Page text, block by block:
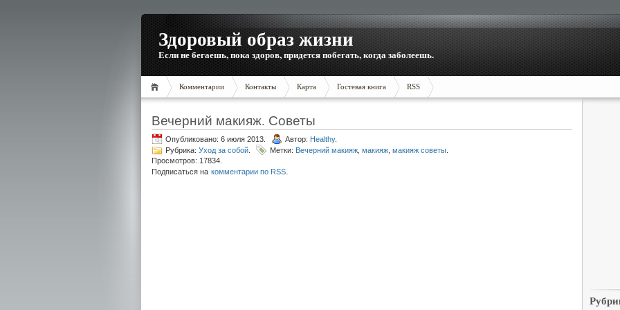
Здоровый образ жизни
Если не бегаешь, пока здоров, придется побегать, когда заболеешь.
Комментарии Контакты Карта Гостевая книга RSS
Вечерний макияж. Советы
Опубликовано: 6 июля 2013. Автор: Healthy.
Рубрика: Уход за собой Метки: Вечерний макияж макияж макияж советы
Просмотров: 17834.
Подписаться на комментарии по RSS.